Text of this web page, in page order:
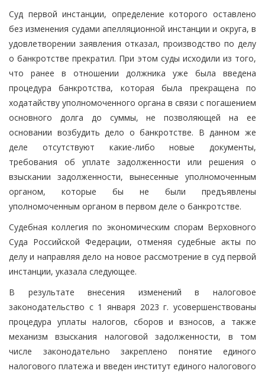
Суд первой инстанции, определение которого оставлено
без изменения судами апелляционной инстанции и округа, в
удовлетворении заявления отказал, производство по делу
о банкротстве прекратил. При этом суды исходили из того,
что ранее в отношении должника уже была введена
процедура банкротства, которая была прекращена по
ходатайству уполномоченного органа в связи с погашением
основного долга до суммы, не позволяющей на ее
основании возбудить дело о банкротстве. В данном же
деле отсутствуют какие-либо новые документы,
требования об уплате задолженности или решения о
взыскании задолженности, вынесенные уполномоченным
органом, которые бы не были предъявлены
уполномоченным органом в первом деле о банкротстве.
Судебная коллегия по экономическим спорам Верховного
Суда Российской Федерации, отменяя судебные акты по
делу и направляя дело на новое рассмотрение в суд первой
инстанции, указала следующее.
В результате внесения изменений в налоговое
законодательство с 1 января 2023 г. усовершенствованы
процедура уплаты налогов, сборов и взносов, а также
механизм взыскания налоговой задолженности, в том
числе законодательно закреплено понятие единого
налогового платежа и введен институт единого налогового